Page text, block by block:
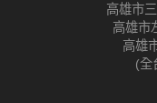
高雄市
高雄市
高雄
(全